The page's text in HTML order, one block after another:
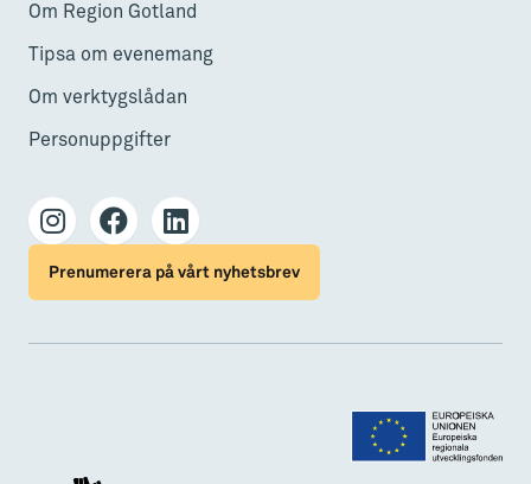
Om Region Gotland
Tipsa om evenemang
Om verktygslådan
Personuppgifter
Prenumerera på vårt nyhetsbrev